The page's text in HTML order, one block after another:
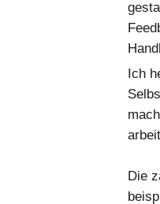
Ich
Die